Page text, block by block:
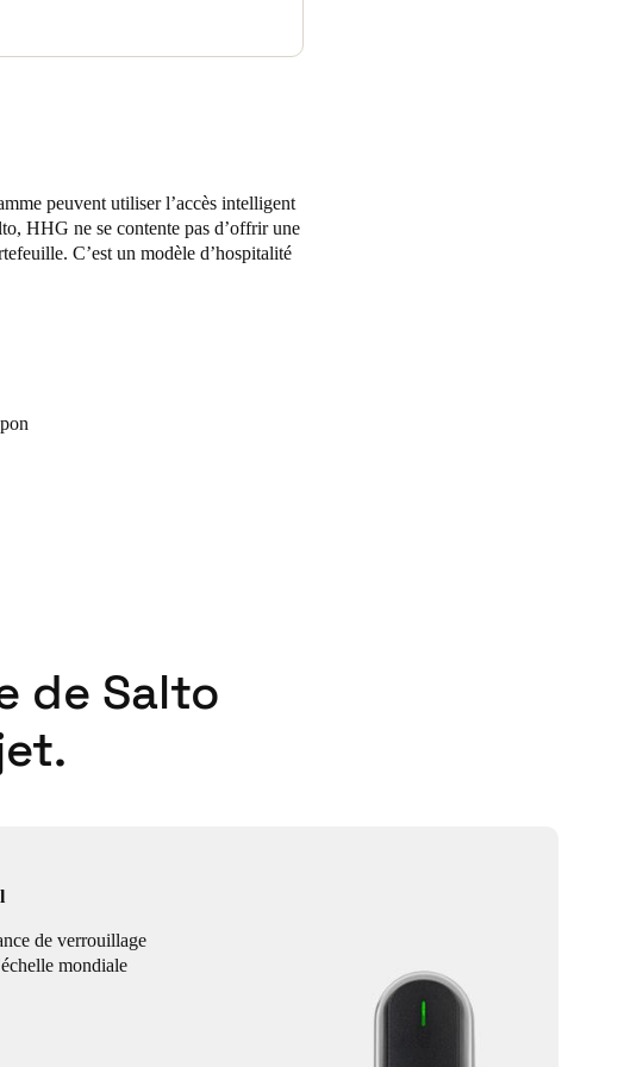
peuvent utiliser l’accès intelligent
HHG ne se contente pas d’offrir une
C’est un modèle d’hospitalité
de Salto
de verrouillage
mondiale